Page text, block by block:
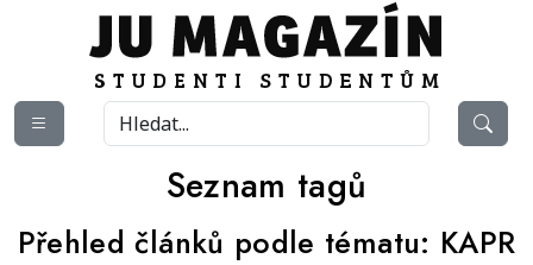
Seznam tagů
Přehled článků podle tématu: KAPR